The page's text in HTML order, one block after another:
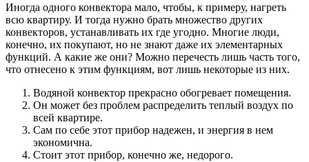
Иногда одного конвектора мало, чтобы, к примеру, нагреть
всю квартиру. И тогда нужно брать множество других
конвекторов, устанавливать их где угодно. Многие люди,
конечно, их покупают, но не знают даже их элементарных
функций. А какие же они? Можно перечесть лишь часть того,
что отнесено к этим функциям, вот лишь некоторые из них.
Водяной конвектор прекрасно обогревает помещения.
Он может без проблем распределить теплый воздух по
всей квартире.
Сам по себе этот прибор надежен, и энергия в нем
экономична.
Стоит этот прибор, конечно же, недорого.